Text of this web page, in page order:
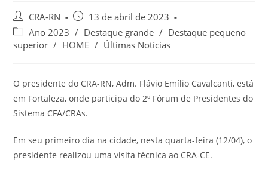
Autor
do
post:
CRA-RN
Post
publicado:
13 de abril de 2023
Categoria
do
Ano 2023 / Destaque grande / Destaque pequeno
superior / HOME / Últimas Notícias
O presidente do CRA-RN, Adm. Flávio Emílio Cavalcanti, está
em Fortaleza, onde participa do 2º Fórum de Presidentes do
Sistema CFA/CRAs.
Em seu primeiro dia na cidade, nesta quarta-feira (12/04), o
presidente realizou uma visita técnica ao CRA-CE.